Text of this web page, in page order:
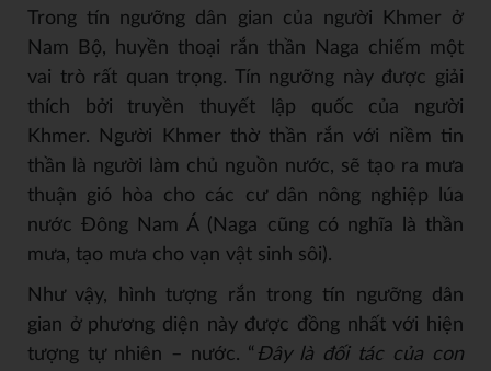
Trong tín ngưỡng dân gian của người Khmer ở
Nam Bộ, huyền thoại rắn thần Naga chiếm một
vai trò rất quan trọng. Tín ngưỡng này được giải
thích bởi truyền thuyết lập quốc của người
Khmer. Người Khmer thờ thần rắn với niềm tin
thần là người làm chủ nguồn nước, sẽ tạo ra mưa
thuận gió hòa cho các cư dân nông nghiệp lúa
nước Đông Nam Á (Naga cũng có nghĩa là thần
mưa, tạo mưa cho vạn vật sinh sôi).
Như vậy, hình tượng rắn trong tín ngưỡng dân
gian ở phương diện này được đồng nhất với hiện
tượng tự nhiên – nước. “ Đây là đối tác của con